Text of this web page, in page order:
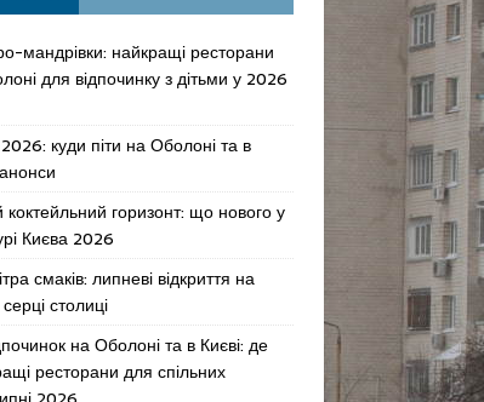
мандрівки: найкращі ресторани
для відпочинку з дітьми у 2026
2026: куди піти на Оболоні та в
горизонт: що нового у
Києва 2026
смаків: липневі відкриття на
столиці
на Оболоні та в Києві: де
ресторани для спільних